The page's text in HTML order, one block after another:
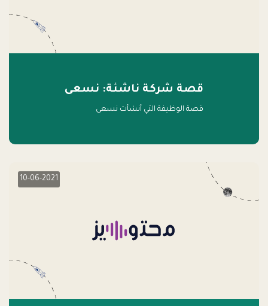
قصة شركة ناشئة: نسعى
قصة الوظيفة التي أنشأت نسعى
10-06-2021